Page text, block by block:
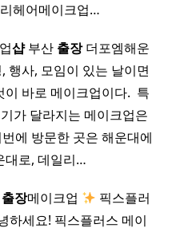
헤어메이크업…
샵부산 출장더포엠해운
행사, 모임이 있는 날이면
바로 메이크업이다. ​ 특
가 달라지는 메이크업은
에 방문한 곳은 해운대에
대로, 데일리…
출장메이크업
픽스플러
하세요! 픽스플러스 메이